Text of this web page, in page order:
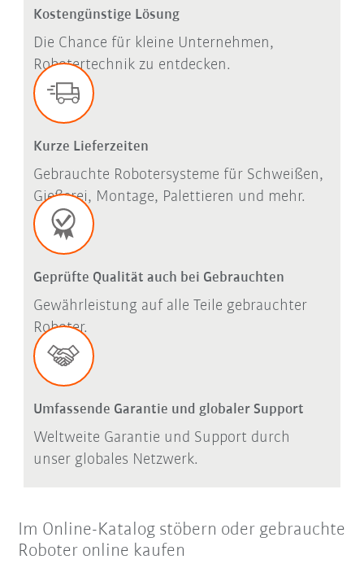
Kostengünstige Lösung
Die Chance für kleine Unternehmen,
Robotertechnik zu entdecken.
Kurze Lieferzeiten
Gebrauchte Robotersysteme für Schweißen,
Gießerei, Montage, Palettieren und mehr.
Geprüfte Qualität auch bei Gebrauchten
Gewährleistung auf alle Teile gebrauchter
Roboter.
Umfassende Garantie und globaler Support
Weltweite Garantie und Support durch
unser globales Netzwerk.
Im Online-Katalog stöbern oder gebrauchte
Roboter online kaufen